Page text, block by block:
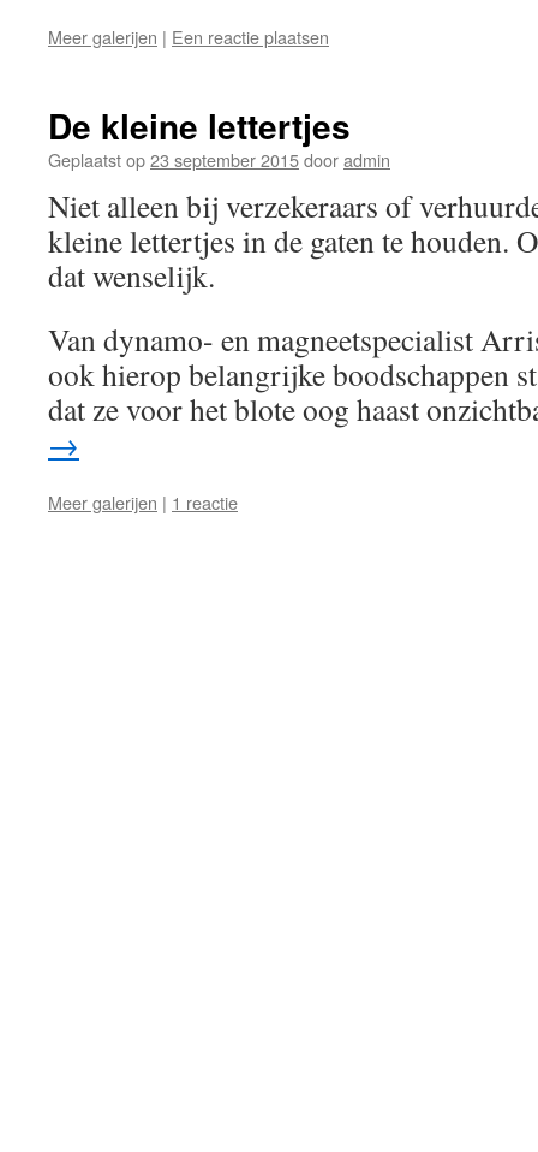
Meer galerijen | Een reactie plaatsen
De kleine lettertjes
Geplaatst op23 september 2015dooradmin
Niet alleen bij verzekeraars of
kleine lettertjes in de gaten te houden.
dat wenselijk.
Van dynamo- en magneetspecialist
ook hierop belangrijke boodschappen
dat ze voor het blote oog haast
→
Meer galerijen | 1 reactie